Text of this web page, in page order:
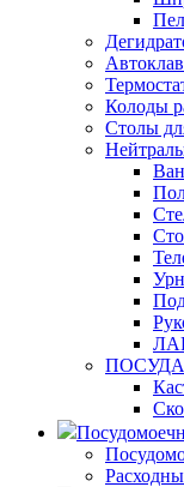
Колоды
Столы
ПОСУДА